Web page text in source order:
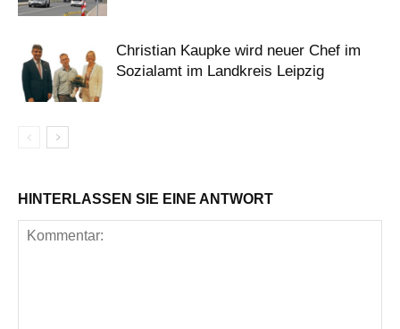
Christian Kaupke wird neuer Chef im
Sozialamt im Landkreis Leipzig
HINTERLASSEN SIE EINE ANTWORT